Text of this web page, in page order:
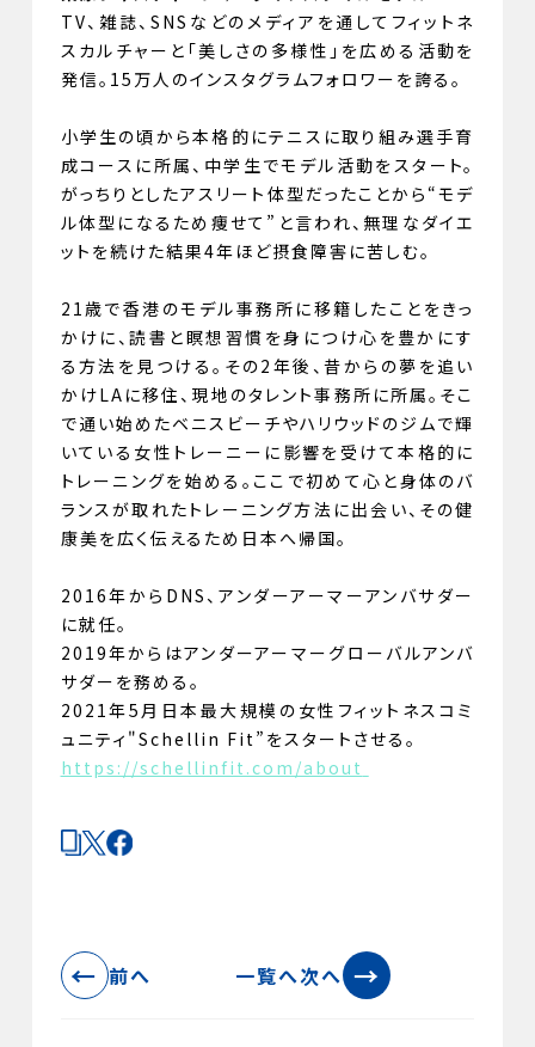
TV、雑誌、SNSなどのメディアを通してフィットネ
スカルチャーと「美しさの多様性」を広める活動を
発信。15万人のインスタグラムフォロワーを誇る。
小学生の頃から本格的にテニスに取り組み選手育
成コースに所属、中学生でモデル活動をスタート。
がっちりとしたアスリート体型だったことから“モデ
ル体型になるため痩せて”と言われ、無理なダイエ
ットを続けた結果4年ほど摂食障害に苦しむ。
21歳で香港のモデル事務所に移籍したことをきっ
かけに、読書と瞑想習慣を身につけ心を豊かにす
る方法を見つける。その2年後、昔からの夢を追い
かけLAに移住、現地のタレント事務所に所属。そこ
で通い始めたベニスビーチやハリウッドのジムで輝
いている女性トレーニーに影響を受けて本格的に
トレーニングを始める。ここで初めて心と身体のバ
ランスが取れたトレーニング方法に出会い、その健
康美を広く伝えるため日本へ帰国。
2016年からDNS、アンダーアーマーアンバサダー
に就任。
2019年からはアンダーアーマーグローバルアンバ
サダーを務める。
2021年5月日本最大規模の女性フィットネスコミ
ュニティ"Schellin Fit”をスタートさせる。
https://schellinfit.com/about
← 前へ 一覧へ次へ →